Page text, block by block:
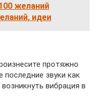
желаний
идеи
протяжно
последние звуки как
вибрация в